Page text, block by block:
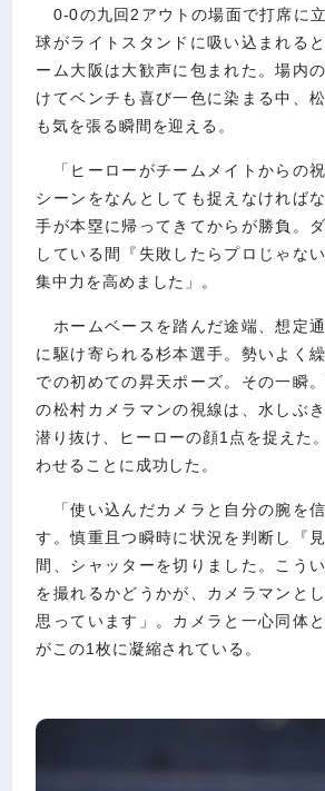
0-0の九回2アウトの場面で打席に
球がライトスタンドに吸い込まれる
ーム大阪は大歓声に包まれた。場内
けてベンチも喜び一色に染まる中、
も気を張る瞬間を迎える。
「ヒーローがチームメイトからの
シーンをなんとしても捉えなければ
手が本塁に帰ってきてからが勝負。
している間『失敗したらプロじゃな
集中力を高めました」。
ホームベースを踏んだ途端、想定
に駆け寄られる杉本選手。勢いよく
での初めての昇天ポーズ。その一瞬
の松村カメラマンの視線は、水しぶ
潜り抜け、ヒーローの顔1点を捉えた
わせることに成功した。
「使い込んだカメラと自分の腕を
す。慎重且つ瞬時に状況を判断し『
間、シャッターを切りました。こう
を撮れるかどうかが、カメラマンと
思っています」。カメラと一心同体
がこの1枚に凝縮されている。